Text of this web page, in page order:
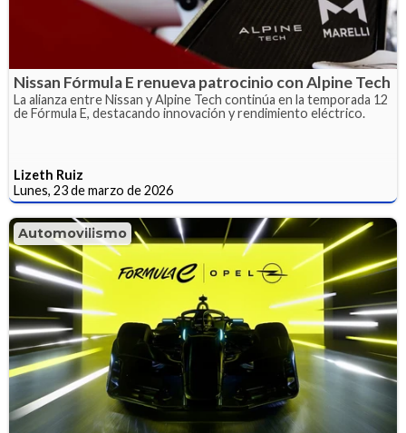
Nissan Fórmula E renueva patrocinio con Alpine Tech
La alianza entre Nissan y Alpine Tech continúa en la temporada 12
de Fórmula E, destacando innovación y rendimiento eléctrico.
Lizeth Ruiz
Lunes, 23 de marzo de 2026
Automovilismo